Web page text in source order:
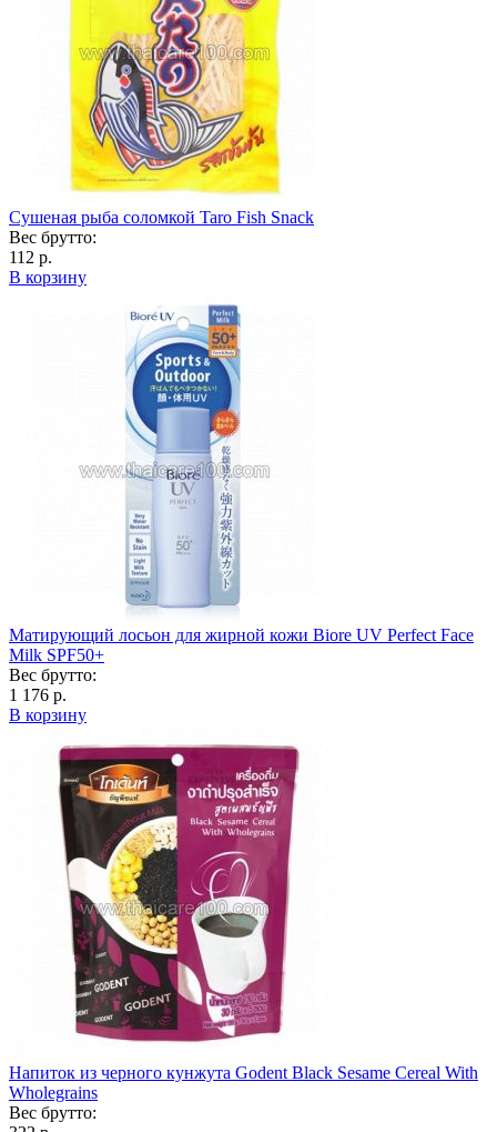
Сушеная рыба соломкой Taro Fish Snack
Вес брутто:
112 р.
В корзину
Матирующий лосьон для жирной кожи Biore UV Perfect Face
Milk SPF50+
Вес брутто:
1 176 р.
В корзину
Напиток из черного кунжута Godent Black Sesame Cereal With
Wholegrains
Вес брутто: